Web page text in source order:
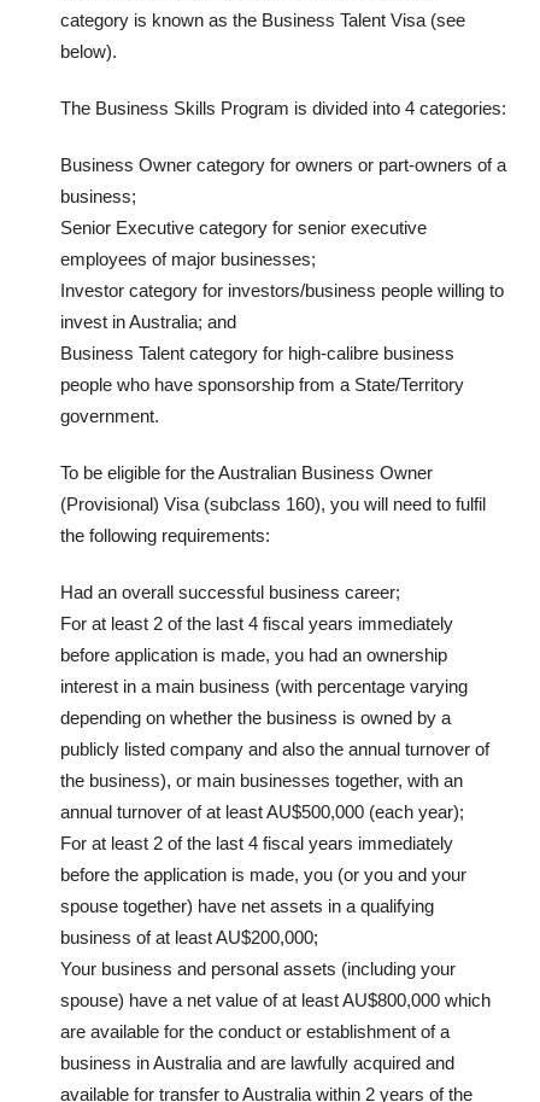
category is known as the Business Talent Visa (see
below).
The Business Skills Program is divided into 4 categories:
Business Owner category for owners or part-owners of a
business;
Senior Executive category for senior executive
employees of major businesses;
Investor category for investors/business people willing to
invest in Australia; and
Business Talent category for high-calibre business
people who have sponsorship from a State/Territory
government.
To be eligible for the Australian Business Owner
(Provisional) Visa (subclass 160), you will need to fulfil
the following requirements:
Had an overall successful business career;
For at least 2 of the last 4 fiscal years immediately
before application is made, you had an ownership
interest in a main business (with percentage varying
depending on whether the business is owned by a
publicly listed company and also the annual turnover of
the business), or main businesses together, with an
annual turnover of at least AU$500,000 (each year);
For at least 2 of the last 4 fiscal years immediately
before the application is made, you (or you and your
spouse together) have net assets in a qualifying
business of at least AU$200,000;
Your business and personal assets (including your
spouse) have a net value of at least AU$800,000 which
are available for the conduct or establishment of a
business in Australia and are lawfully acquired and
available for transfer to Australia within 2 years of the